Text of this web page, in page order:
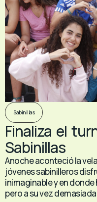
Sabinillas
Finaliza el
Sabinillas
Anoche aconteció la
jóvenes sabinilleros
inimaginable y en
pero a su vez